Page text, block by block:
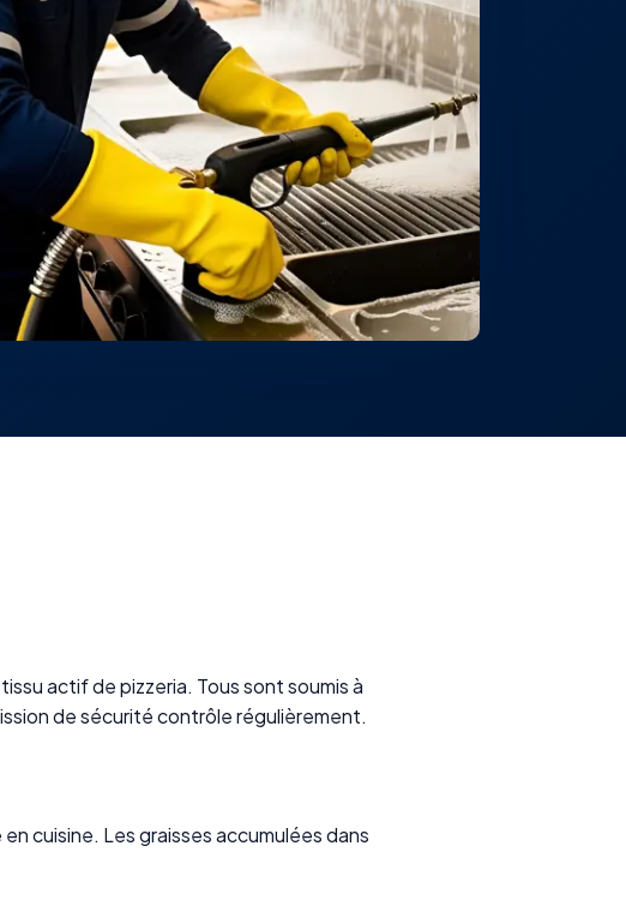
actif de pizzeria. Tous sont soumis à
de sécurité contrôle régulièrement.
cuisine. Les graisses accumulées dans